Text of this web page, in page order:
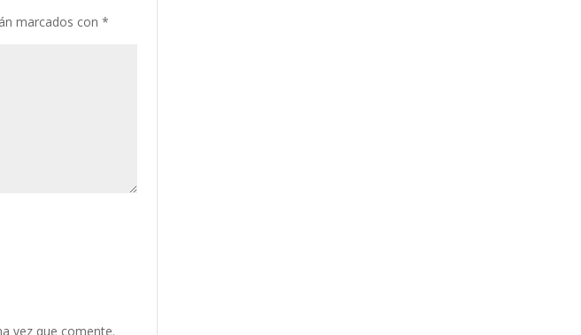
marcados con*
vez que comente.